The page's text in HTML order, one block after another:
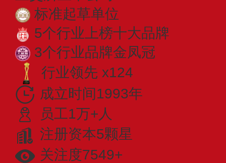
标准起草单位
5个行业上榜十大品牌
3个行业品牌金凤冠
行业领先 x124
成立时间1993年
员工1万+人
注册资本5颗星
关注度7549+